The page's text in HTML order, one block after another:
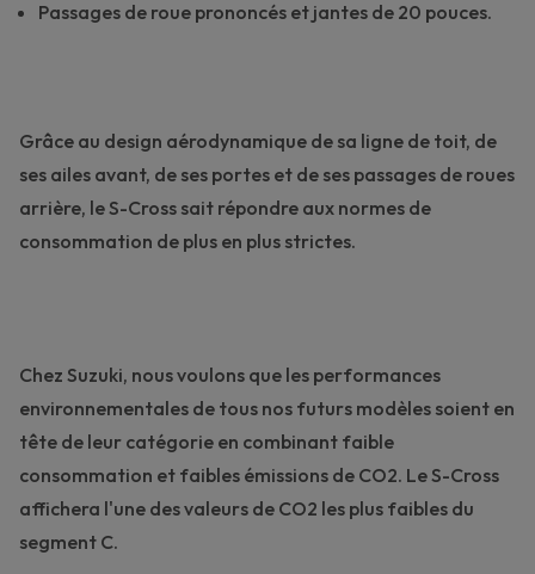
Passages de roue prononcés et jantes de 20 pouces.
Grâce au design aérodynamique de sa ligne de toit, de
ses ailes avant, de ses portes et de ses passages de roues
arrière, le S-Cross sait répondre aux normes de
consommation de plus en plus strictes.
Chez Suzuki, nous voulons que les performances
environnementales de tous nos futurs modèles soient en
tête de leur catégorie en combinant faible
consommation et faibles émissions de CO2. Le S-Cross
affichera l'une des valeurs de CO2 les plus faibles du
segment C.